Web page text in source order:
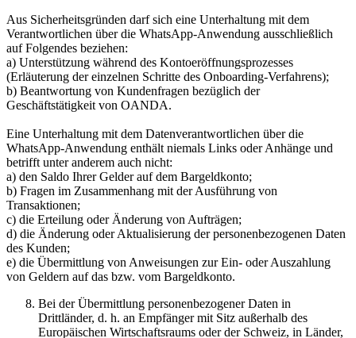
Aus Sicherheitsgründen darf sich eine Unterhaltung mit dem
Verantwortlichen über die WhatsApp-Anwendung ausschließlich
auf Folgendes beziehen:
a) Unterstützung während des Kontoeröffnungsprozesses
(Erläuterung der einzelnen Schritte des Onboarding-Verfahrens);
b) Beantwortung von Kundenfragen bezüglich der
Geschäftstätigkeit von OANDA.
Eine Unterhaltung mit dem Datenverantwortlichen über die
WhatsApp-Anwendung enthält niemals Links oder Anhänge und
betrifft unter anderem auch nicht:
a) den Saldo Ihrer Gelder auf dem Bargeldkonto;
b) Fragen im Zusammenhang mit der Ausführung von
Transaktionen;
c) die Erteilung oder Änderung von Aufträgen;
d) die Änderung oder Aktualisierung der personenbezogenen Daten
des Kunden;
e) die Übermittlung von Anweisungen zur Ein- oder Auszahlung
von Geldern auf das bzw. vom Bargeldkonto.
Bei der Übermittlung personenbezogener Daten in
Drittländer, d. h. an Empfänger mit Sitz außerhalb des
Europäischen Wirtschaftsraums oder der Schweiz, in Länder,